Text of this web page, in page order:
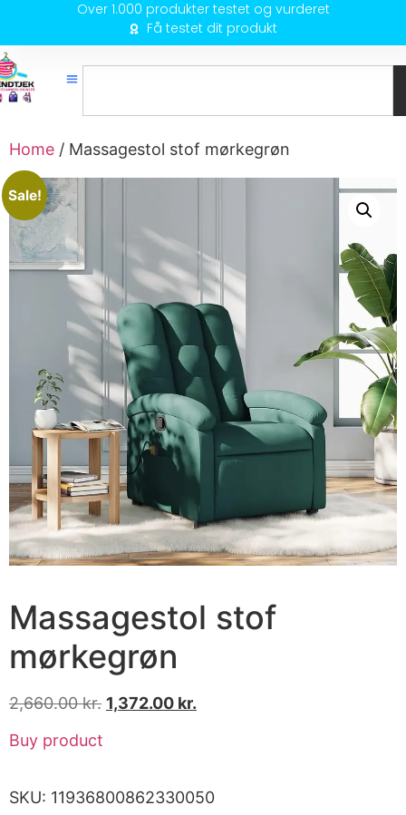
Over 1.000 produkter testet og vurderet
Få testet dit produkt
Home / Massagestol stof mørkegrøn
Sale!
Massagestol stof
mørkegrøn
2,660.00kr. 1,372.00 kr.
Buy product
SKU: 11936800862330050